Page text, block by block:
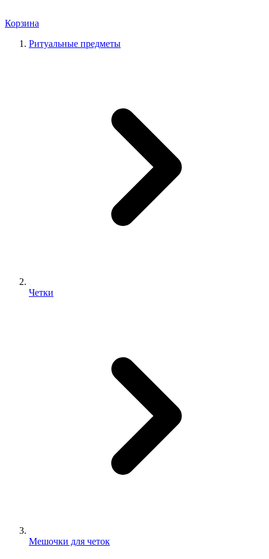
Корзина
Ритуальные предметы
Четки
Мешочки для четок